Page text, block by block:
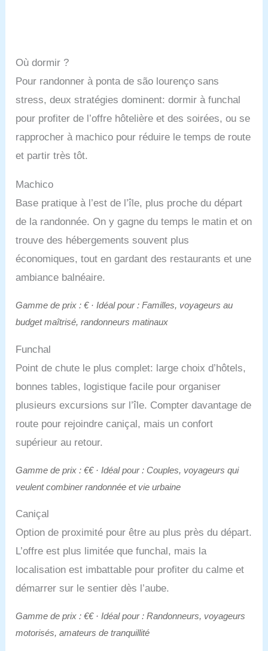
Où dormir ?
Pour randonner à ponta de são lourenço sans
stress, deux stratégies dominent: dormir à funchal
pour profiter de l’offre hôtelière et des soirées, ou se
rapprocher à machico pour réduire le temps de route
et partir très tôt.
Machico
Base pratique à l’est de l’île, plus proche du départ
de la randonnée. On y gagne du temps le matin et on
trouve des hébergements souvent plus
économiques, tout en gardant des restaurants et une
ambiance balnéaire.
Gamme de prix : € · Idéal pour : Familles, voyageurs au
budget maîtrisé, randonneurs matinaux
Funchal
Point de chute le plus complet: large choix d’hôtels,
bonnes tables, logistique facile pour organiser
plusieurs excursions sur l’île. Compter davantage de
route pour rejoindre caniçal, mais un confort
supérieur au retour.
Gamme de prix : €€ · Idéal pour : Couples, voyageurs qui
veulent combiner randonnée et vie urbaine
Caniçal
Option de proximité pour être au plus près du départ.
L’offre est plus limitée que funchal, mais la
localisation est imbattable pour profiter du calme et
démarrer sur le sentier dès l’aube.
Gamme de prix : €€ · Idéal pour : Randonneurs, voyageurs
motorisés, amateurs de tranquillité